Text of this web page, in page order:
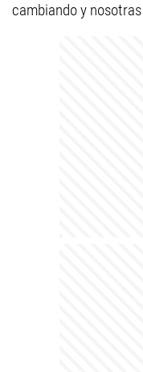
cambiando y